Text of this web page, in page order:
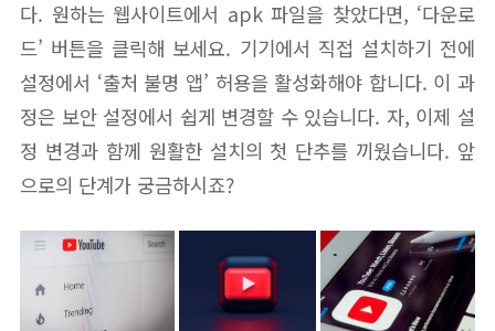
다. 원하는 웹사이트에서 apk 파일을 찾았다면, ‘다운로
드’ 버튼을 클릭해 보세요. 기기에서 직접 설치하기 전에
설정에서 ‘출처 불명 앱’ 허용을 활성화해야 합니다. 이 과
정은 보안 설정에서 쉽게 변경할 수 있습니다. 자, 이제 설
정 변경과 함께 원활한 설치의 첫 단추를 끼웠습니다. 앞
으로의 단계가 궁금하시죠?